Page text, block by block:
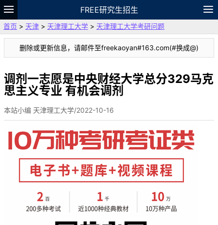
FREE研究生招生
题库
故事 专题 APP 笔记
论坛
VIP
资料
首页 > 天津 > 天津理工大学 > 天津理工大学考研问题
删除或更新信息，请邮件至freekaoyan#163.com(#换成@)
调剂一志愿是中央财经大学总分329马克
思主义专业 有机会调剂
本站小编 天津理工大学/2022-10-16